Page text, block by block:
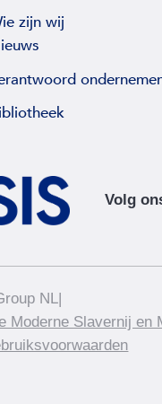
zijn wij
Volg
NL|
Moderne Slavernij en